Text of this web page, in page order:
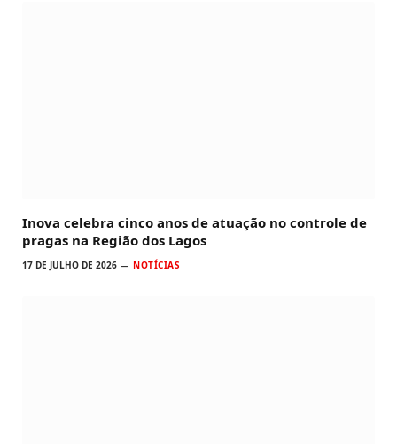
Inova celebra cinco anos de atuação no controle de
pragas na Região dos Lagos
17 DE JULHO DE 2026 NOTÍCIAS